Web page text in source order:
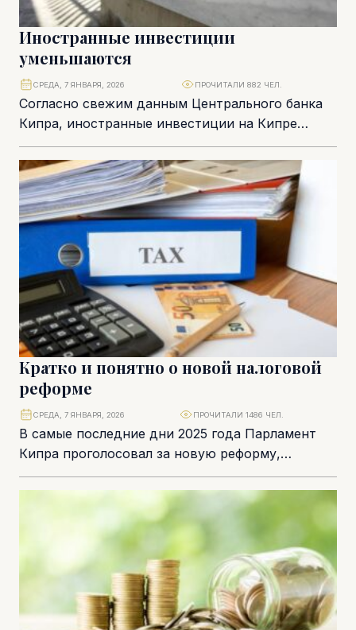
Иностранные инвестиции
уменьшаются
Согласно свежим данным Центрального банка
Кипра, иностранные инвестиции на Кипре
сократились на 25,4% за два года. ЕС, Россия и
США...
СРЕДА, 7 ЯНВАРЯ, 2026 ПРОЧИТАЛИ 882 ЧЕЛ.
Кратко и понятно о новой налоговой
реформе
В самые последние дни 2025 года Парламент
Кипра проголосовал за новую реформу,
обсуждение которой велось довольно долго.
Она сразу же...
СРЕДА, 7 ЯНВАРЯ, 2026 ПРОЧИТАЛИ 1486 ЧЕЛ.